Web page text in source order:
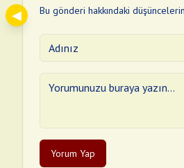
Bu gönderi hakkındaki
Yorum Yap
◀